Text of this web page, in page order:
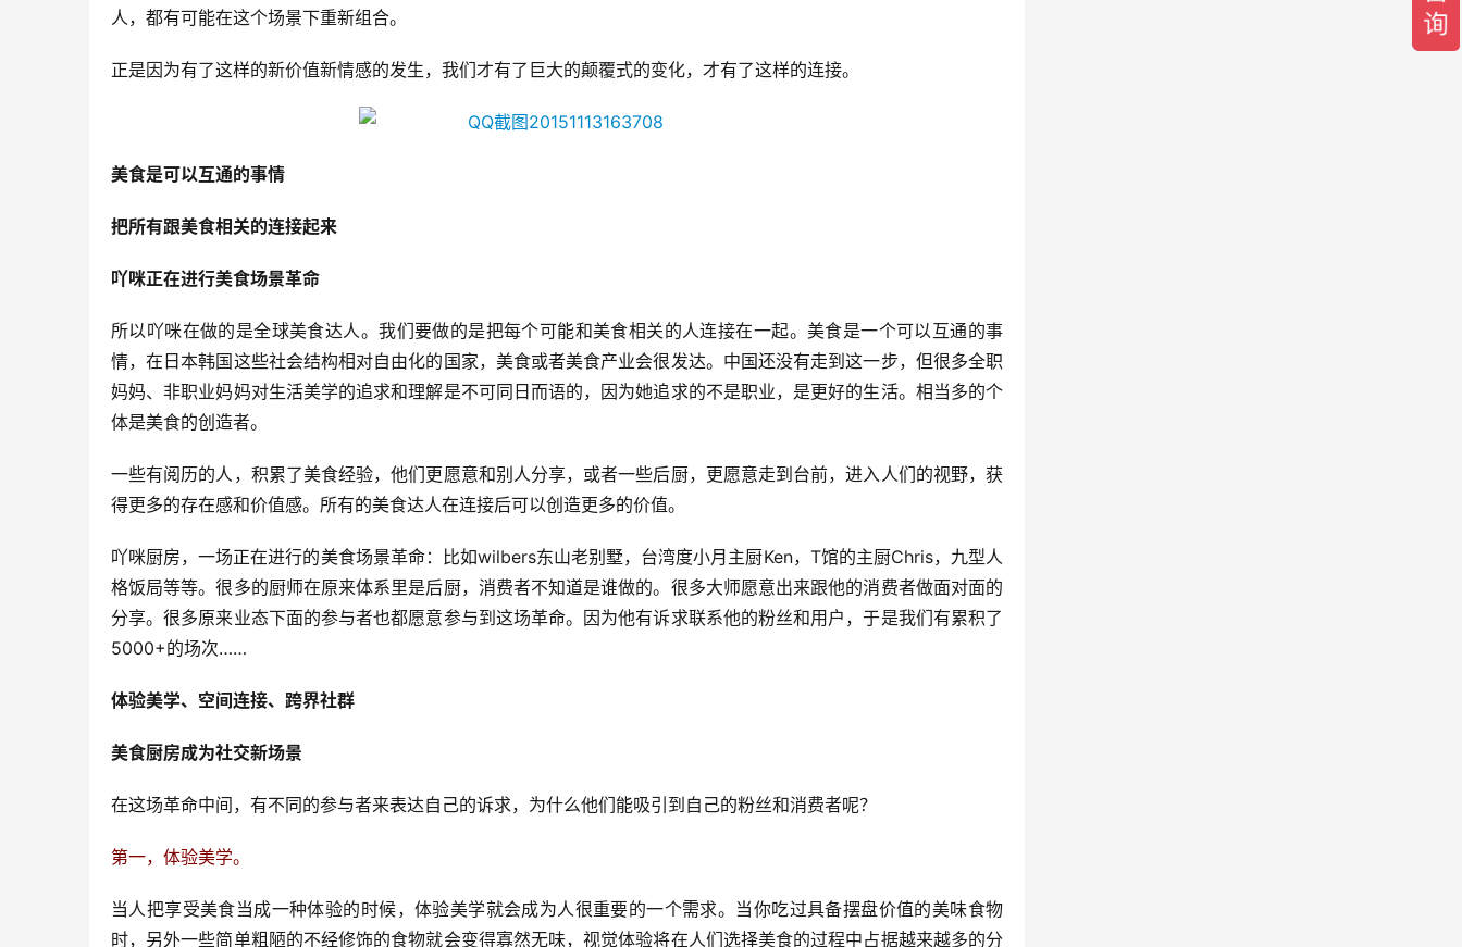
人，都有可能在这个场景下重新组合。
正是因为有了这样的新价值新情感的发生，我们才有了巨大的颠覆式的变化，才有了这样的连接。
美食是可以互通的事情
把所有跟美食相关的连接起来
吖咪正在进行美食场景革命
所以吖咪在做的是全球美食达人。我们要做的是把每个可能和美食相关的人连接在一起。美食是一个可以互通的事
情，在日本韩国这些社会结构相对自由化的国家，美食或者美食产业会很发达。中国还没有走到这一步，但很多全职
妈妈、非职业妈妈对生活美学的追求和理解是不可同日而语的，因为她追求的不是职业，是更好的生活。相当多的个
体是美食的创造者。
一些有阅历的人，积累了美食经验，他们更愿意和别人分享，或者一些后厨，更愿意走到台前，进入人们的视野，获
得更多的存在感和价值感。所有的美食达人在连接后可以创造更多的价值。
吖咪厨房，一场正在进行的美食场景革命：比如wilbers东山老别墅，台湾度小月主厨Ken，T馆的主厨Chris，九型人
格饭局等等。很多的厨师在原来体系里是后厨，消费者不知道是谁做的。很多大师愿意出来跟他的消费者做面对面的
分享。很多原来业态下面的参与者也都愿意参与到这场革命。因为他有诉求联系他的粉丝和用户，于是我们有累积了
5000+的场次……
体验美学、空间连接、跨界社群
美食厨房成为社交新场景
在这场革命中间，有不同的参与者来表达自己的诉求，为什么他们能吸引到自己的粉丝和消费者呢？
第一，体验美学。
当人把享受美食当成一种体验的时候，体验美学就会成为人很重要的一个需求。当你吃过具备摆盘价值的美味食物
时，另外一些简单粗陋的不经修饰的食物就会变得寡然无味，视觉体验将在人们选择美食的过程中占据越来越多的分